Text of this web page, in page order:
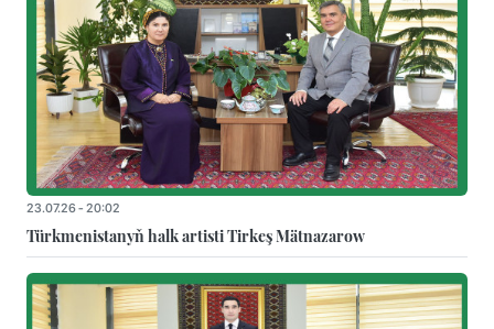
23.07.26 - 20:02
Türkmenistanyň halk artisti Tirkeş Mätnazarow